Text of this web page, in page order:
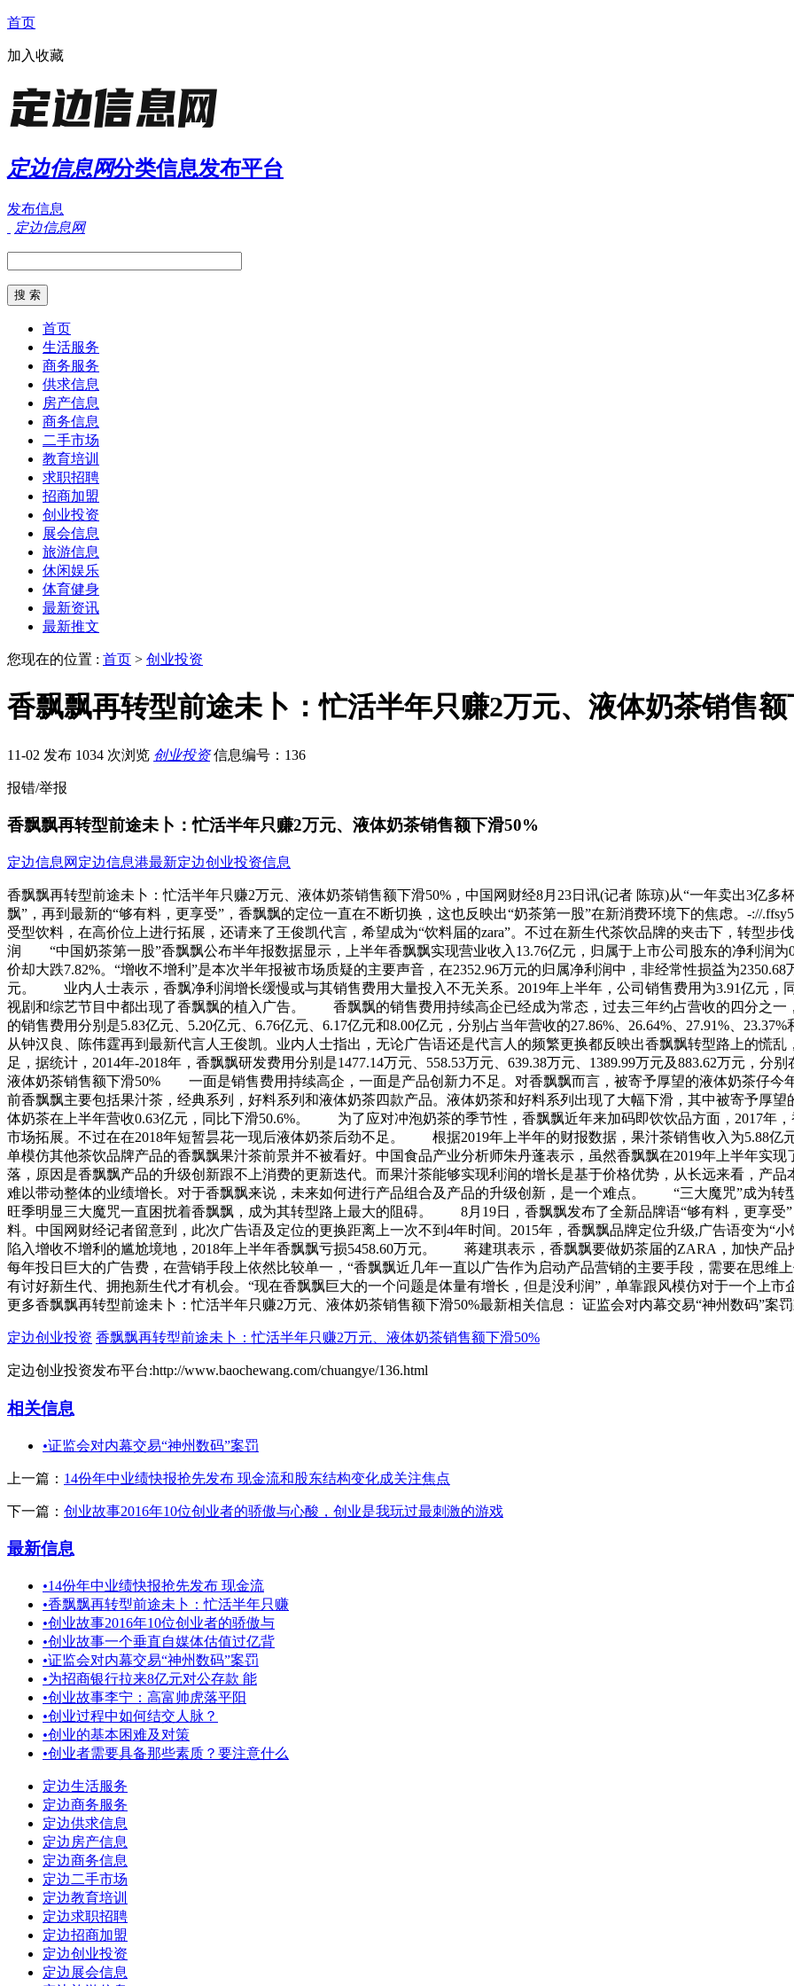
首页
加入收藏
定边信息网分类信息发布平台
发布信息
定边信息网
首页
生活服务
商务服务
供求信息
房产信息
商务信息
二手市场
教育培训
求职招聘
招商加盟
创业投资
展会信息
旅游信息
休闲娱乐
体育健身
最新资讯
最新推文
您现在的位置 : 首页 > 创业投资
香飘飘再转型前途未卜：忙活半年只赚2万元、液体奶茶销售
11-02 发布 1034 次浏览 创业投资 信息编号：136
报错/举报
香飘飘再转型前途未卜：忙活半年只赚2万元、液体奶茶销售额下滑50%
定边信息网 定边信息港最新定边创业投资信息
香飘飘再转型前途未卜：忙活半年只赚2万元、液体奶茶销售额下滑50%，中国网财经8月23日讯(记者 陈琼)从“一年卖出3亿多
飘”，再到最新的“够有料，更享受”，香飘飘的定位一直在不断切换，这也反映出“奶茶第一股”在新消费环境下的焦虑。-://
受型饮料，在高价位上进行拓展，还请来了王俊凯代言，希望成为“饮料届的zara”。不过在新生代茶饮品牌的夹击下，转
润 “中国奶茶第一股”香飘飘公布半年报数据显示，上半年香飘飘实现营业收入13.76亿元，归属于上市公司股东的净利
价却大跌7.82%。“增收不增利”是本次半年报被市场质疑的主要声音，在2352.96万元的归属净利润中，非经常性损益为
元。 业内人士表示，香飘净利润增长缓慢或与其销售费用大量投入不无关系。2019年上半年，公司销售费用为3.91亿元，
视剧和综艺节目中都出现了香飘飘的植入广告。 香飘飘的销售费用持续高企已经成为常态，过去三年约占营收的四分之一
的销售费用分别是5.83亿元、5.20亿元、6.76亿元、6.17亿元和8.00亿元，分别占当年营收的27.86%、26.64%、27.91%、
从钟汉良、陈伟霆再到最新代言人王俊凯。业内人士指出，无论广告语还是代言人的频繁更换都反映出香飘飘转型路上的
足，据统计，2014年-2018年，香飘飘研发费用分别是1477.14万元、558.53万元、639.38万元、1389.99万元及883.62万元，
液体奶茶销售额下滑50% 一面是销售费用持续高企，一面是产品创新力不足。对香飘飘而言，被寄予厚望的液体奶茶仔
前香飘飘主要包括果汁茶，经典系列，好料系列和液体奶茶四款产品。液体奶茶和好料系列出现了大幅下滑，其中被寄予厚
体奶茶在上半年营收0.63亿元，同比下滑50.6%。 为了应对冲泡奶茶的季节性，香飘飘近年来加码即饮饮品方面，2017年，
市场拓展。不过在在2018年短暂昙花一现后液体奶茶后劲不足。 根据2019年上半年的财报数据，果汁茶销售收入为5.88亿
单模仿其他茶饮品牌产品的香飘飘果汁茶前景并不被看好。中国食品产业分析师朱丹蓬表示，虽然香飘飘在2019年上半年实
落，原因是香飘飘产品的升级创新跟不上消费的更新迭代。而果汁茶能够实现利润的增长是基于价格优势，从长远来看，产
难以带动整体的业绩增长。对于香飘飘来说，未来如何进行产品组合及产品的升级创新，是一个难点。 “三大魔咒”成为
旺季明显三大魔咒一直困扰着香飘飘，成为其转型路上最大的阻碍。 8月19日，香飘飘发布了全新品牌语“够有料，更享受
料。中国网财经记者留意到，此次广告语及定位的更换距离上一次不到4年时间。2015年，香飘飘品牌定位升级,广告语变为“
陷入增收不增利的尴尬境地，2018年上半年香飘飘亏损5458.60万元。 蒋建琪表示，香飘飘要做奶茶届的ZARA，加快产
每年投日巨大的广告费，在营销手段上依然比较单一，“香飘飘近几年一直以广告作为启动产品营销的主要手段，需要在思
有讨好新生代、拥抱新生代才有机会。“现在香飘飘巨大的一个问题是体量有增长，但是没利润”，单靠跟风模仿对于一个上
更多香飘飘再转型前途未卜：忙活半年只赚2万元、液体奶茶销售额下滑50%最新相关信息： 证监会对内幕交易“神州数码”案
定边创业投资 香飘飘再转型前途未卜：忙活半年只赚2万元、液体奶茶销售额下滑50%
定边创业投资发布平台:http://www.baochewang.com/chuangye/136.html
相关信息
•证监会对内幕交易“神州数码”案罚
上一篇： 14份年中业绩快报抢先发布 现金流和股东结构变化成关注焦点
下一篇： 创业故事2016年10位创业者的骄傲与心酸，创业是我玩过最刺激的游戏
最新信息
•14份年中业绩快报抢先发布 现金流
•香飘飘再转型前途未卜：忙活半年只赚
•创业故事2016年10位创业者的骄傲与
•创业故事一个垂直自媒体估值过亿背
•证监会对内幕交易“神州数码”案罚
•为招商银行拉来8亿元对公存款 能
•创业故事李宁：高富帅虎落平阳
•创业过程中如何结交人脉？
•创业的基本困难及对策
•创业者需要具备那些素质？要注意什么
定边生活服务
定边商务服务
定边供求信息
定边房产信息
定边商务信息
定边二手市场
定边教育培训
定边求职招聘
定边招商加盟
定边创业投资
定边展会信息